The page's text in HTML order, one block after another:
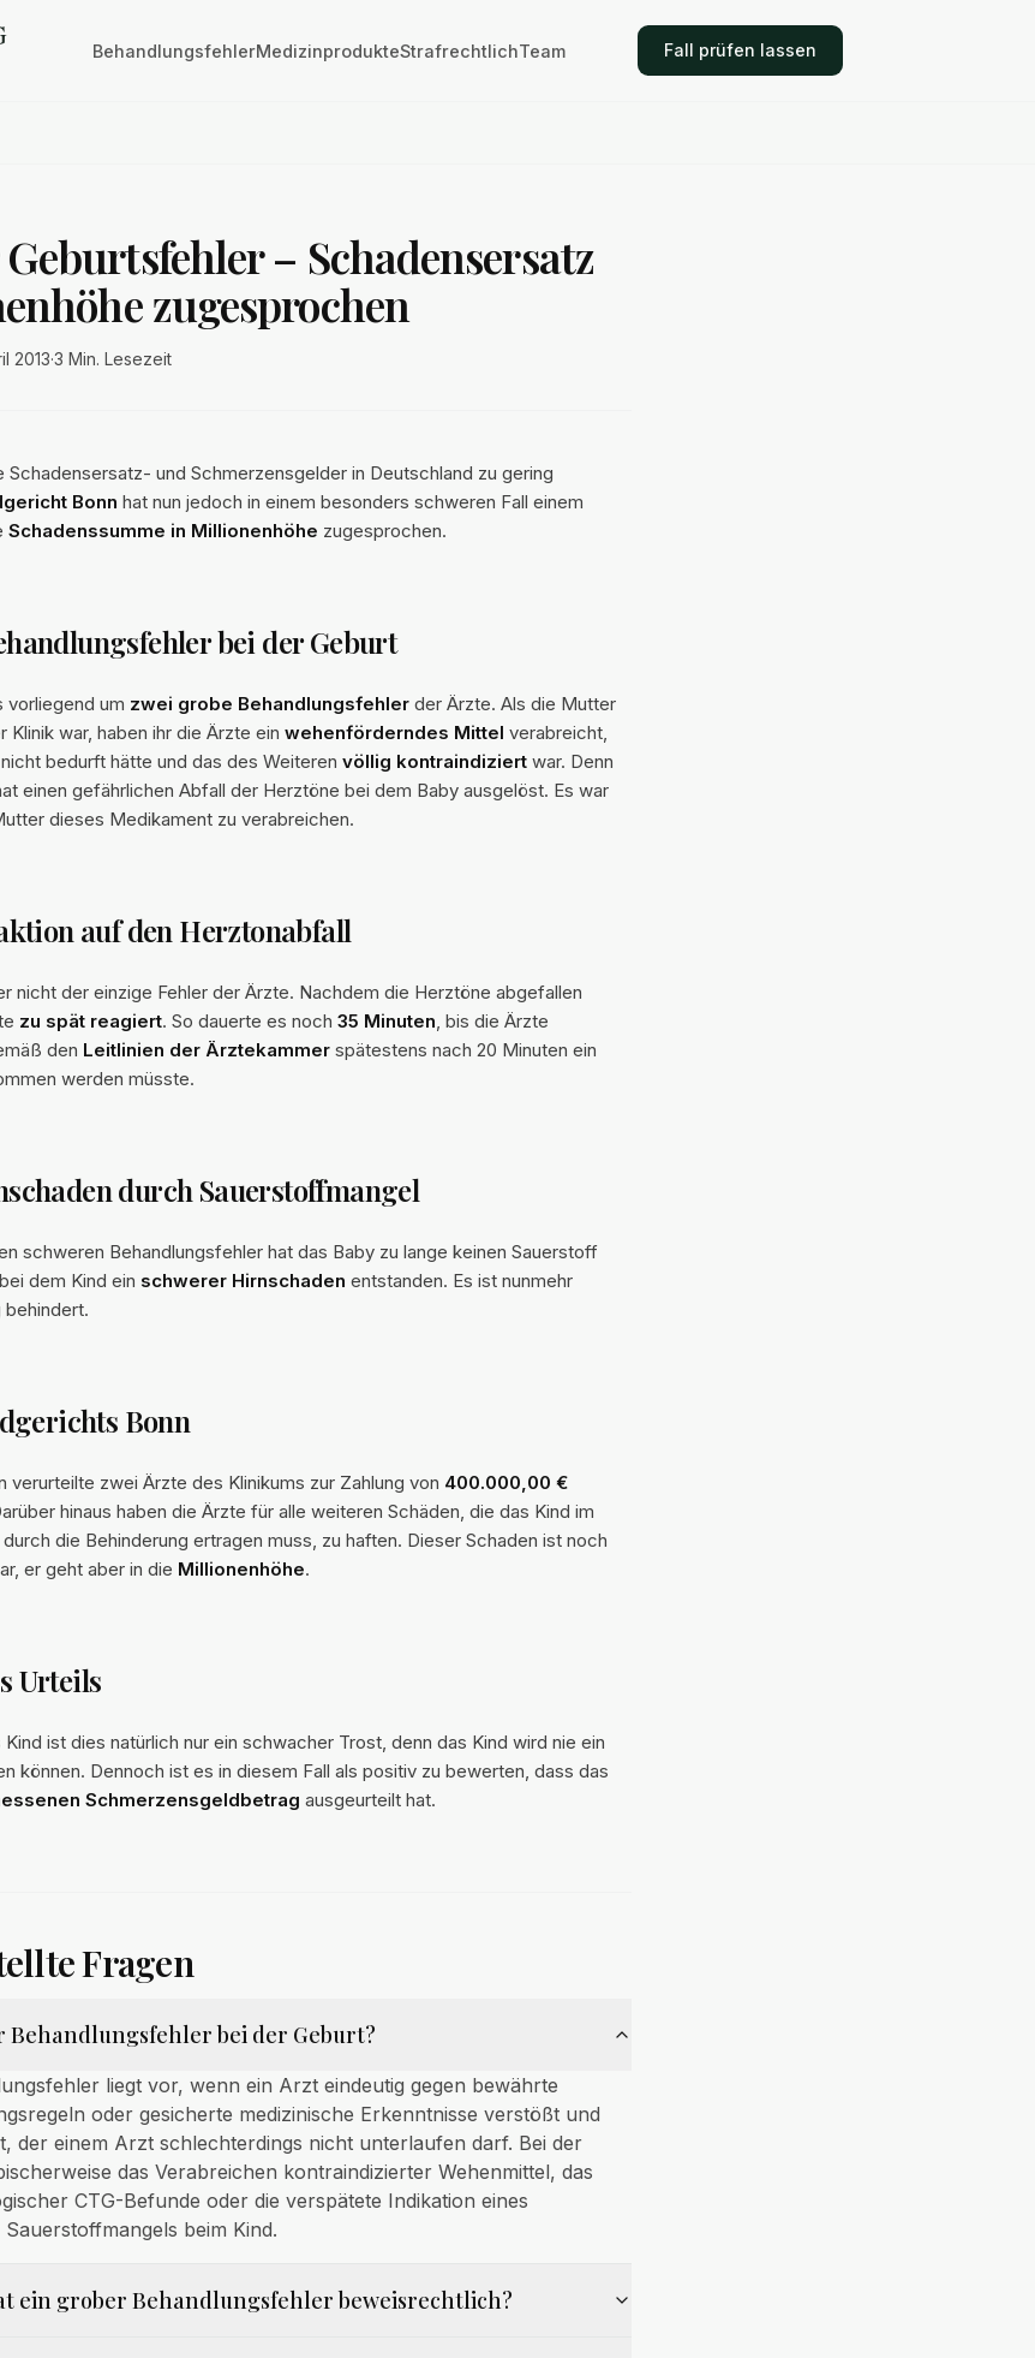
BehandlungsfehlerMedizinprodukteStrafrechtlichTeam Fall prüfen lassen
– Schadensersatz
zugesprochen
2013·3 Min. Lesezeit
Schadensersatz- und Schmerzensgelder in Deutschland zu gering
Bonn hat nun jedoch in einem besonders schweren Fall einem
Schadenssumme in Millionenhöhe zugesprochen.
bei der Geburt
vorliegend um zwei grobe Behandlungsfehler der Ärzte. Als die Mutter
Klinik war, haben ihr die Ärzte ein wehenförderndes Mittel verabreicht,
bedurft hätte und das des Weiteren völlig kontraindiziert war. Denn
einen gefährlichen Abfall der Herztöne bei dem Baby ausgelöst. Es war
dieses Medikament zu verabreichen.
auf den Herztonabfall
nicht der einzige Fehler der Ärzte. Nachdem die Herztöne abgefallen
zu spät reagiert. So dauerte es noch 35 Minuten, bis die Ärzte
den Leitlinien der Ärztekammer spätestens nach 20 Minuten ein
werden müsste.
durch Sauerstoffmangel
schweren Behandlungsfehler hat das Baby zu lange keinen Sauerstoff
dem Kind ein schwerer Hirnschaden entstanden. Es ist nunmehr
Bonn
verurteilte zwei Ärzte des Klinikums zur Zahlung von 400.000,00 €
hinaus haben die Ärzte für alle weiteren Schäden, die das Kind im
die Behinderung ertragen muss, zu haften. Dieser Schaden ist noch
er geht aber in die Millionenhöhe.
Urteils
Kind ist dies natürlich nur ein schwacher Trost, denn das Kind wird nie ein
können. Dennoch ist es in diesem Fall als positiv zu bewerten, dass das
Schmerzensgeldbetrag ausgeurteilt hat.
Fragen
Behandlungsfehler bei der Geburt?
liegt vor, wenn ein Arzt eindeutig gegen bewährte
oder gesicherte medizinische Erkenntnisse verstößt und
der einem Arzt schlechterdings nicht unterlaufen darf. Bei der
das Verabreichen kontraindizierter Wehenmittel, das
CTG-Befunde oder die verspätete Indikation eines
beim Kind.
ein grober Behandlungsfehler beweisrechtlich?